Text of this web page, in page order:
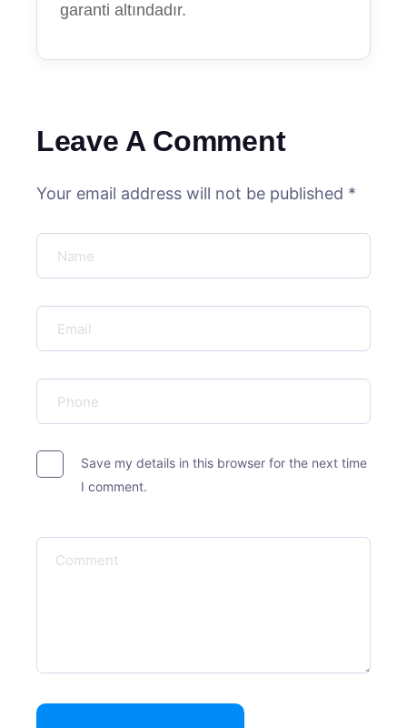
garanti altındadır.
Leave A Comment
Your email address will not be published *
Save my details in this browser for the next time
I comment.